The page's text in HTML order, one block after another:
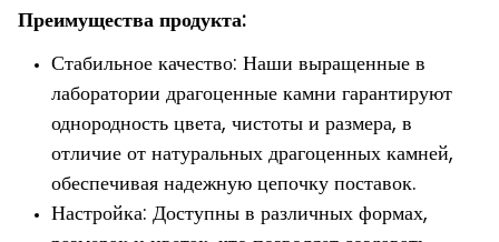
Преимущества продукта:
Стабильное качество: Наши выращенные в
лаборатории драгоценные камни гарантируют
однородность цвета, чистоты и размера, в
отличие от натуральных драгоценных камней,
обеспечивая надежную цепочку поставок.
Настройка: Доступны в различных формах,